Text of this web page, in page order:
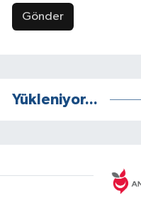
Gönder
Yükleniyor...